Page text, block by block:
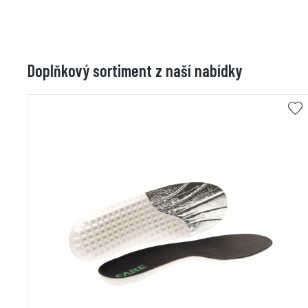
Doplňkový sortiment z naší nabídky